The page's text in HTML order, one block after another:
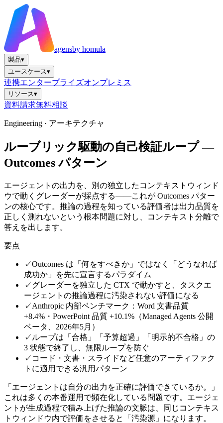
agensby homula
製品▾
ユースケース▾
連携エンタープライズオンプレミス
リソース▾
資料請求無料相談
Engineering · アーキテクチャ
ルーブリック駆動の自己検証ループ —
Outcomes パターン
エージェントの出力を、別の独立したコンテキストウィンド
ウで動くグレーダーが採点する——これが Outcomes パター
ンの核心です。推論の過程を知っている評価者は出力品質を
正しく測れないという根本問題に対し、コンテキスト分離で
答えを出します。
要点
✓Outcomes は「何をすべきか」ではなく「どうなれば
成功か」を先に宣言するパラダイム
✓グレーダーを独立した CTX で動かすと、タスクエ
ージェントの推論過程に汚染されない評価になる
✓Anthropic 内部ベンチマーク：Word 文書品質
+8.4%・PowerPoint 品質 +10.1%（Managed Agents 公開
ベータ、2026年5月）
✓ ループは「合格」「予算超過」「明示的不合格」の
3 状態で終了し、無限ループを防ぐ
✓ コード・文書・スライドなど任意のアーティファク
トに適用できる汎用パターン
「エージェントは自分の出力を正確に評価できているか。」
これは多くの本番運用で顕在化している問題です。エージェ
ントが生成過程で積み上げた推論の文脈は、同じコンテキス
トウィンドウ内で評価をさせると「汚染源」になります。